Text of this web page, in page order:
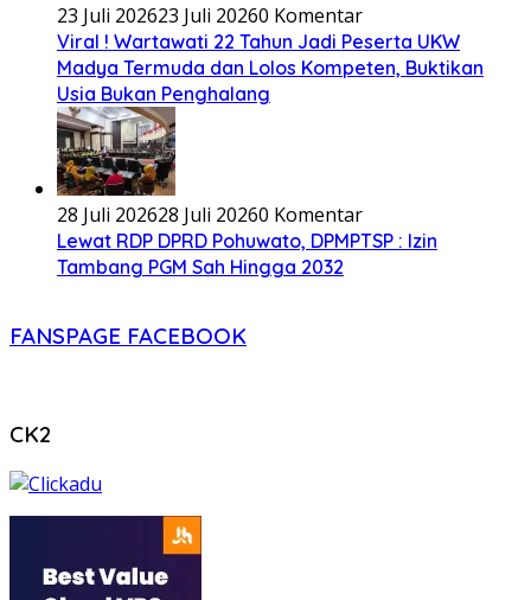
23 Juli 202623 Juli 20260 Komentar
Viral ! Wartawati 22 Tahun Jadi Peserta UKW
Madya Termuda dan Lolos Kompeten, Buktikan
Usia Bukan Penghalang
28 Juli 202628 Juli 20260 Komentar
Lewat RDP DPRD Pohuwato, DPMPTSP : Izin
Tambang PGM Sah Hingga 2032
FANSPAGE FACEBOOK
CK2